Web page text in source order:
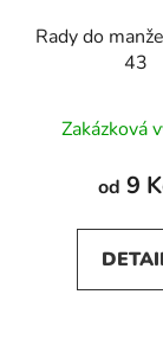
Rady do
43
Zakázková
od 9